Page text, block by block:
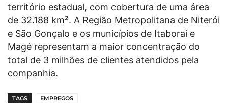
território estadual, com cobertura de uma área
de 32.188 km². A Região Metropolitana de Niterói
e São Gonçalo e os municípios de Itaboraí e
Magé representam a maior concentração do
total de 3 milhões de clientes atendidos pela
companhia.
TAGS EMPREGOS